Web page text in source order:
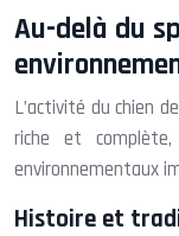
Au-delà du
L’activité du chien
riche et
environnementaux
Histoire et